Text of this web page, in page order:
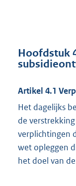
Hoofdstuk
Artikel 4.1
Het dagelijks
de
verplichtingen
wet opleggen
het doel van